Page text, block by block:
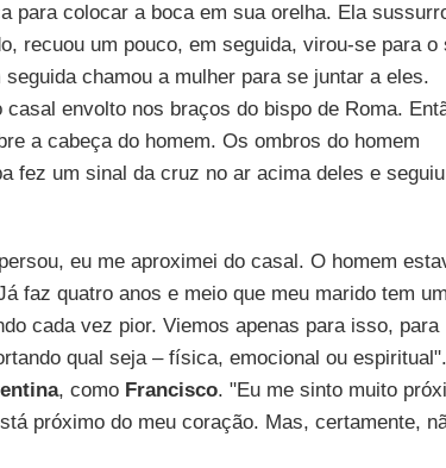
para colocar a boca em sua orelha. Ela
recuou um pouco, em seguida, virou-se para o
chamou a mulher para se juntar a eles.
envolto nos braços do bispo de Roma.
a cabeça do homem. Os ombros do homem
fez um sinal da cruz no ar acima deles e
eu me aproximei do casal. O homem
faz quatro anos e meio que meu marido tem um
cada vez pior. Viemos apenas para isso, para
qual seja – física, emocional ou
, como Francisco. "Eu me sinto muito
próximo do meu coração. Mas, certamente,